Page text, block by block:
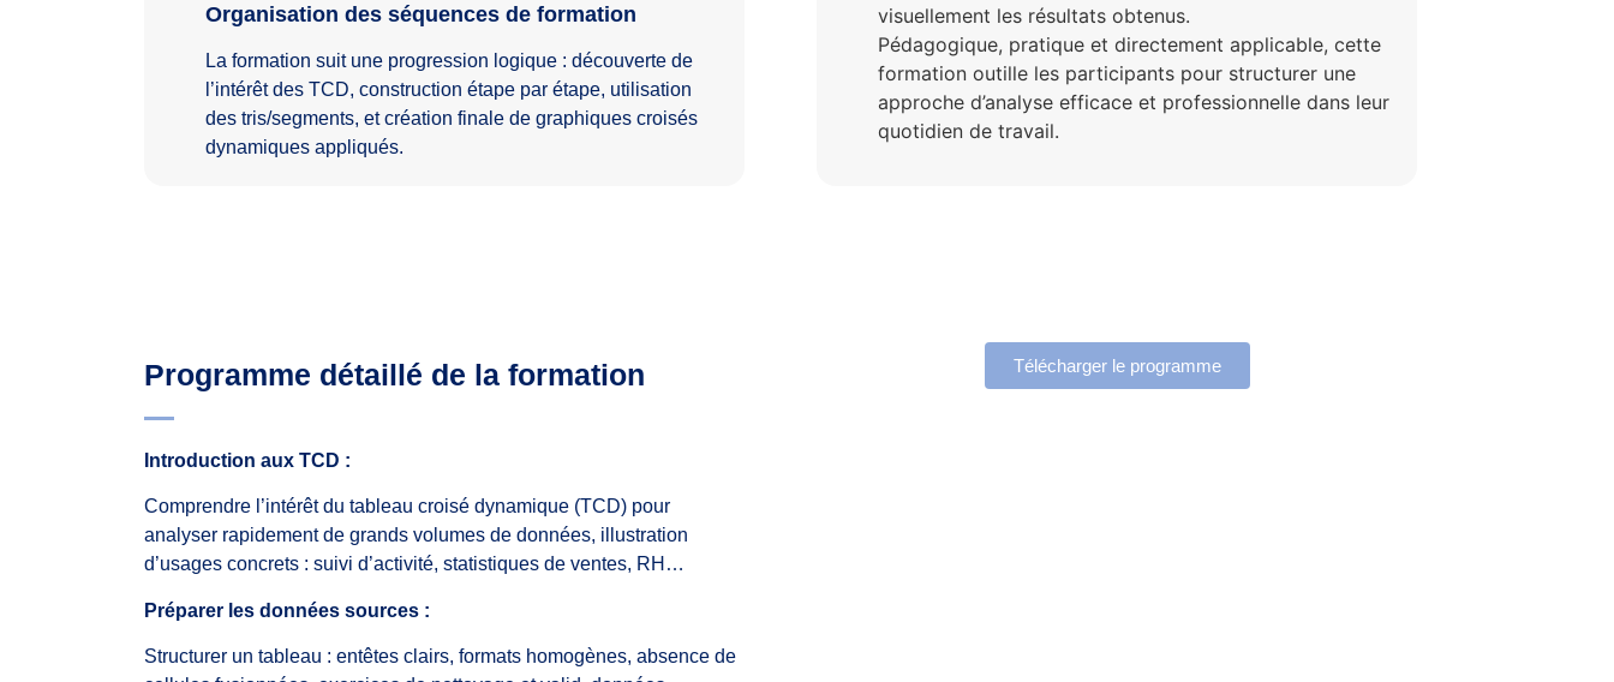
Organisation des séquences de formation
La formation suit une progression logique : découverte de
l’intérêt des TCD, construction étape par étape, utilisation
des tris/segments, et création finale de graphiques croisés
dynamiques appliqués.
visuellement les résultats obtenus.
Pédagogique, pratique et directement applicable, cette
formation outille les participants pour structurer une
approche d’analyse efficace et professionnelle dans leur
quotidien de travail.
Programme détaillé de la formation
Introduction aux TCD :
Comprendre l’intérêt du tableau croisé dynamique (TCD) pour
analyser rapidement de grands volumes de données, illustration
d’usages concrets : suivi d’activité, statistiques de ventes, RH…
Préparer les données sources :
Structurer un tableau : entêtes clairs, formats homogènes, absence de
Télécharger le programme